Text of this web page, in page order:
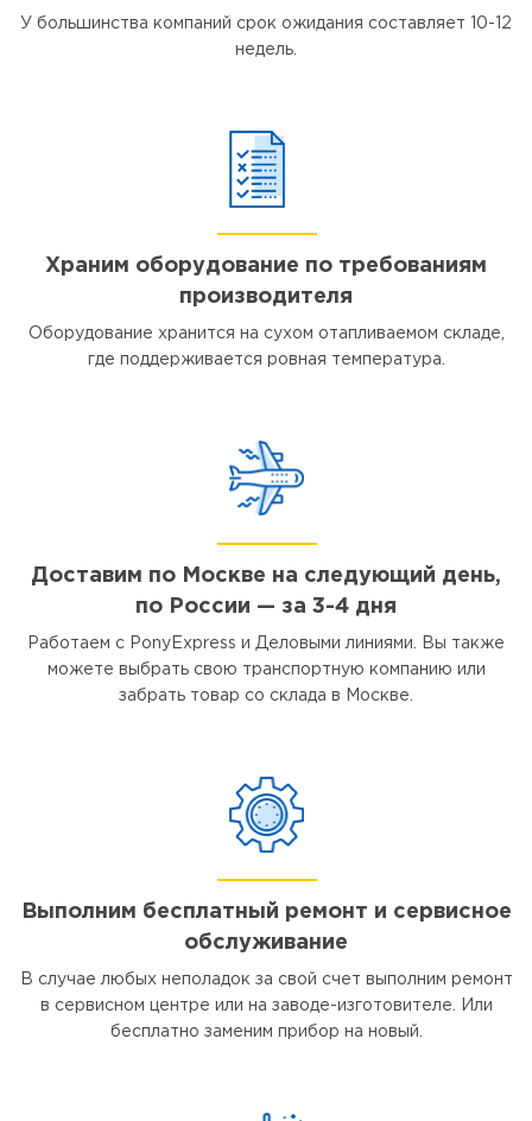
У большинства компаний срок ожидания составляет 10-12
недель.
Храним оборудование по требованиям
производителя
Оборудование хранится на сухом отапливаемом складе,
где поддерживается ровная температура.
Доставим по Москве на следующий день,
по России — за 3-4 дня
Работаем с PonyExpress и Деловыми линиями. Вы также
можете выбрать свою транспортную компанию или
забрать товар со склада в Москве.
Выполним бесплатный ремонт и сервисное
обслуживание
В случае любых неполадок за свой счет выполним ремонт
в сервисном центре или на заводе-изготовителе. Или
бесплатно заменим прибор на новый.